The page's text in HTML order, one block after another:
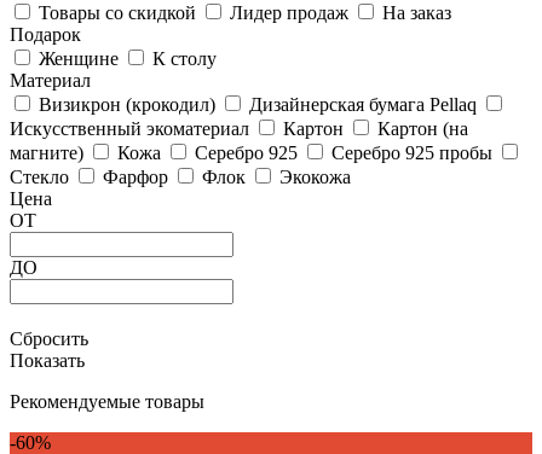
Товары со скидкой
Лидер продаж
На заказ
Подарок
Женщине
К столу
Материал
Визикрон (крокодил)
Дизайнерская бумага Pellaq
Искусственный экоматериал
Картон
Картон (на
магните)
Кожа Серебро 925
Серебро 925 пробы
Стекло
Фарфор Флок
Экокожа
Цена
ОТ
ДО
Сбросить
Показать
Рекомендуемые товары
-60%